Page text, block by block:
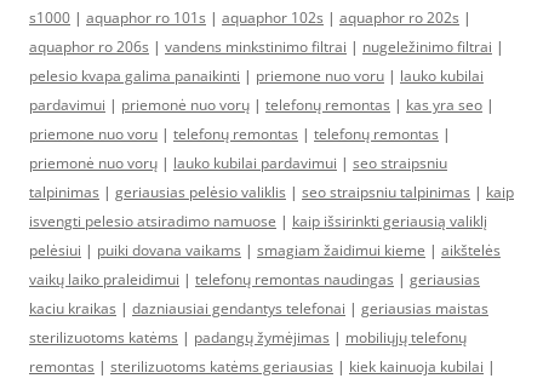
s1000 | aquaphor ro 101s | aquaphor 102s | aquaphor ro 202s |
aquaphor ro 206s | vandens minkstinimo filtrai | nugeležinimo filtrai |
pelesio kvapa galima panaikinti | priemone nuo voru | lauko kubilai
pardavimui | priemonė nuo vorų | telefonų remontas | kas yra seo |
priemone nuo voru | telefonų remontas | telefonų remontas |
priemonė nuo vorų | lauko kubilai pardavimui | seo straipsniu
talpinimas | geriausias pelėsio valiklis | seo straipsniu talpinimas | kaip
isvengti pelesio atsiradimo namuose | kaip išsirinkti geriausią valiklį
pelėsiui | puiki dovana vaikams | smagiam žaidimui kieme | aikštelės
vaikų laiko praleidimui | telefonų remontas naudingas | geriausias
kaciu kraikas | dazniausiai gendantys telefonai | geriausias maistas
sterilizuotoms katėms | padangų žymėjimas | mobiliųjų telefonų
remontas | sterilizuotoms katėms geriausias | kiek kainuoja kubilai |